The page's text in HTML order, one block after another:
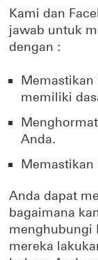
Kami dan
jawab untuk
dengan :
memiliki
Anda.
Memastikan
Anda dapat
bagaimana
menghubungi
mereka